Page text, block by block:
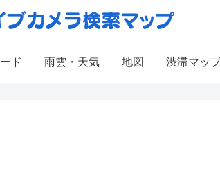
ド 雨雲・天気 地図 渋滞マッ